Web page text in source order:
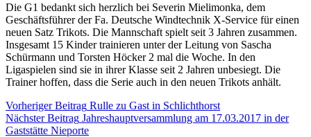
Die G1 bedankt sich herzlich bei Severin Mielimonka, dem
Geschäftsführer der Fa. Deutsche Windtechnik X-Service für einen
neuen Satz Trikots. Die Mannschaft spielt seit 3 Jahren zusammen.
Insgesamt 15 Kinder trainieren unter der Leitung von Sascha
Schürmann und Torsten Höcker 2 mal die Woche. In den
Ligaspielen sind sie in ihrer Klasse seit 2 Jahren unbesiegt. Die
Trainer hoffen, dass die Serie auch in den neuen Trikots anhält.
VorherigerBeitrag Rulle zu Gast in Schlichthorst
NächsterBeitrag Jahreshauptversammlung am 17.03.2017 in der
Gaststätte Nieporte